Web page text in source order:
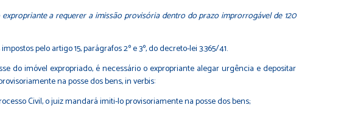
a requerer a imissão provisória dentro do prazo improrrogável de 120
pelo artigo 15, parágrafos 2º e 3º, do decreto-lei 3.365/41.
do imóvel expropriado, é necessário o expropriante alegar urgência e depositar
na posse dos bens, in verbis:
Civil, o juiz mandará imiti-lo provisoriamente na posse dos bens;